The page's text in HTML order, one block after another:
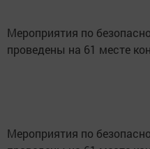
Мероприятия по
проведены на 61 месте
Мероприятия по